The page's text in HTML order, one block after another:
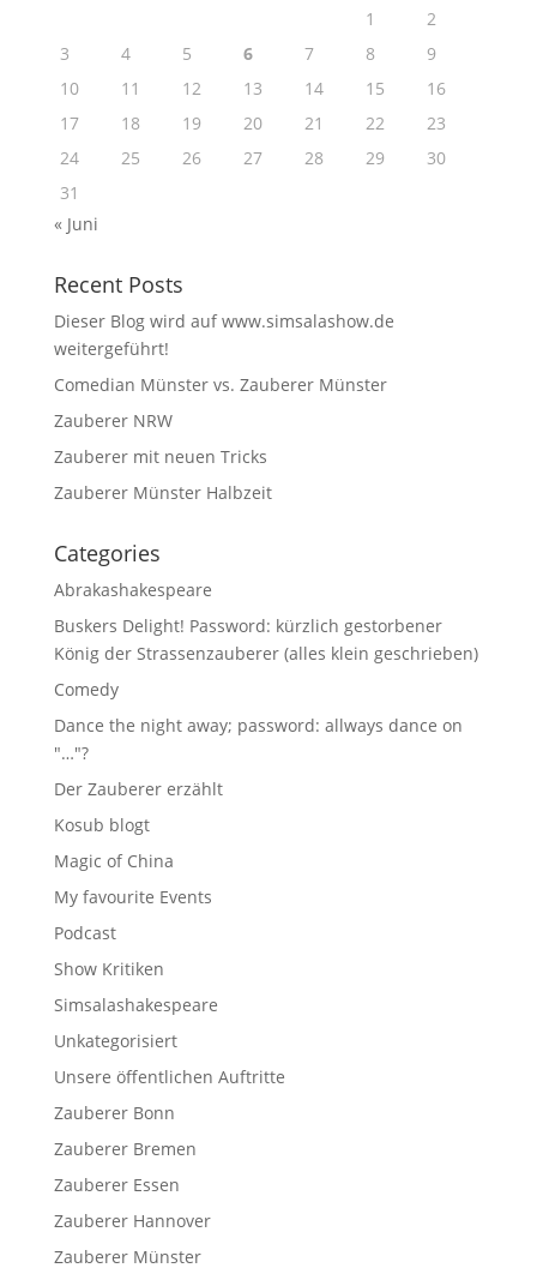
1
2
3
4 5 6 7 8
9
10
11 12 13 14 15
16
17
18 19 20 21 22
23
24
25 26 27 28 29
30
31
« Juni
Recent Posts
Dieser Blog wird auf www.simsalashow.de
weitergeführt!
Comedian Münster vs. Zauberer Münster
Zauberer NRW
Zauberer mit neuen Tricks
Zauberer Münster Halbzeit
Categories
Abrakashakespeare
Buskers Delight! Password: kürzlich gestorbener
König der Strassenzauberer (alles klein geschrieben)
Comedy
Dance the night away; password: allways dance on
"…"?
Der Zauberer erzählt
Kosub blogt
Magic of China
My favourite Events
Podcast
Show Kritiken
Simsalashakespeare
Unkategorisiert
Unsere öffentlichen Auftritte
Zauberer Bonn
Zauberer Bremen
Zauberer Essen
Zauberer Hannover
Zauberer Münster